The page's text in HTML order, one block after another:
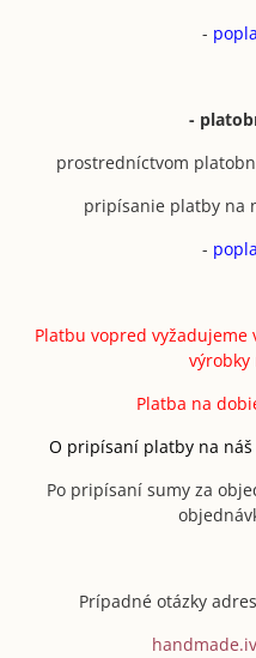
-
-
prostredníctvom
pripísanie platby na
-
Platbu vopred
výrobky
Platba na
O pripísaní platby na
Po pripísaní sumy za
Prípadné otázky